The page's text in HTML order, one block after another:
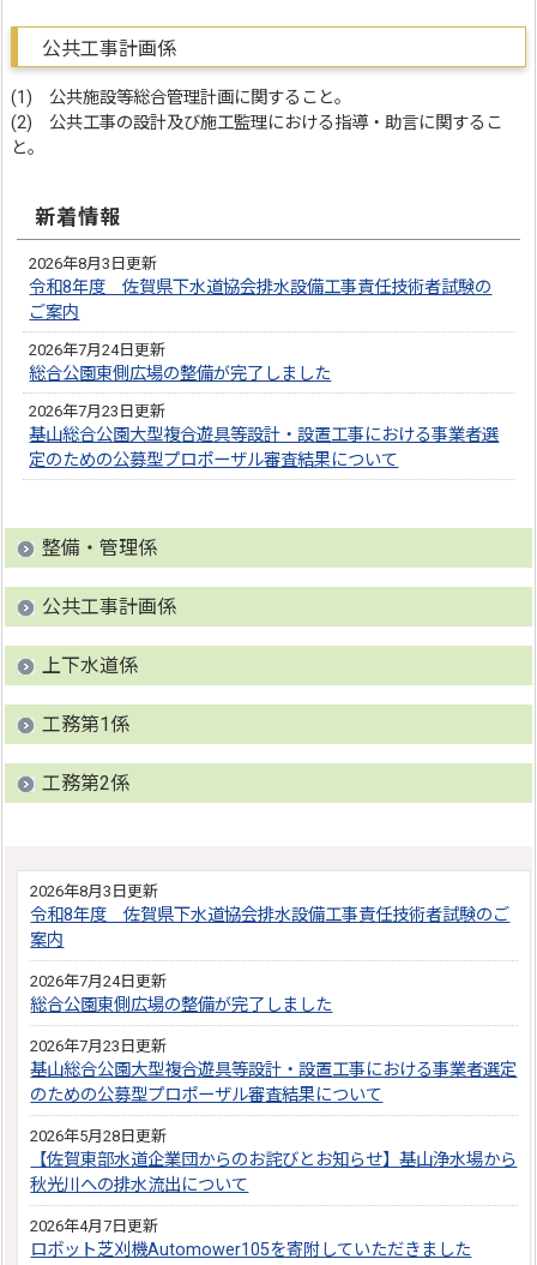
公共工事計画係
(1) 公共施設等総合管理計画に関すること。
(2) 公共工事の設計及び施工監理における指導・助言に関するこ
と。
新着情報
2026年8月3日更新
令和8年度 佐賀県下水道協会排水設備工事責任技術者試験の
ご案内
2026年7月24日更新
総合公園東側広場の整備が完了しました
2026年7月23日更新
基山総合公園大型複合遊具等設計・設置工事における事業者選
定のための公募型プロポーザル審査結果について
整備・管理係
公共工事計画係
上下水道係
工務第1係
工務第2係
2026年8月3日更新
令和8年度 佐賀県下水道協会排水設備工事責任技術者試験のご
案内
2026年7月24日更新
総合公園東側広場の整備が完了しました
2026年7月23日更新
基山総合公園大型複合遊具等設計・設置工事における事業者選定
のための公募型プロポーザル審査結果について
2026年5月28日更新
【佐賀東部水道企業団からのお詫びとお知らせ】基山浄水場から
秋光川への排水流出について
2026年4月7日更新
ロボット芝刈機Automower105を寄附していただきました